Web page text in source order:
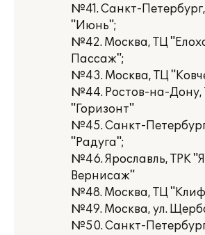
№41. Санкт-
"Июнь";
№42. Москва, ТЦ
Пассаж";
№43. Москва, ТЦ
№44. Ростов-на-Дону,
"Горизонт"
№45. Санкт-
"Радуга";
№46. Ярославль, ТРК
Вернисаж"
№48. Москва, ТЦ
№49. Москва, ул.
№50. Санкт-